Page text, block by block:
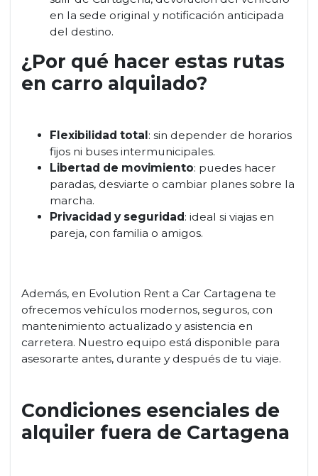
en la sede original y notificación anticipada
del destino.
¿Por qué hacer estas rutas
en carro alquilado?
Flexibilidad total: sin depender de horarios
fijos ni buses intermunicipales.
Libertad de movimiento: puedes hacer
paradas, desviarte o cambiar planes sobre la
marcha.
Privacidad y seguridad: ideal si viajas en
pareja, con familia o amigos.
Además, en Evolution Rent a Car Cartagena te
ofrecemos vehículos modernos, seguros, con
mantenimiento actualizado y asistencia en
carretera. Nuestro equipo está disponible para
asesorarte antes, durante y después de tu viaje.
Condiciones esenciales de
alquiler fuera de Cartagena